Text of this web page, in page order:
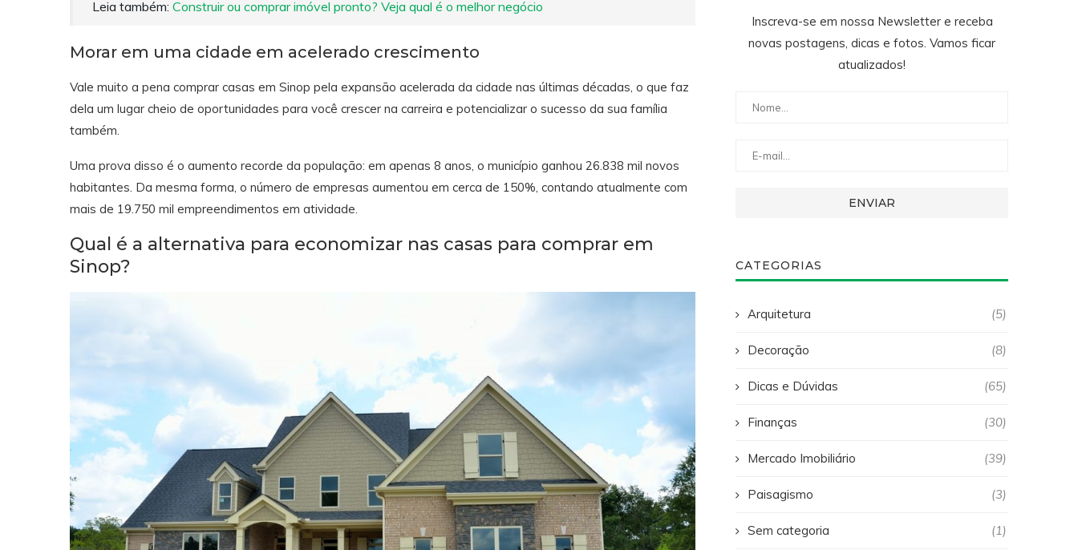
Leia também: Construir ou comprar imóvel pronto? Veja qual é o melhor negócio
Morar em uma cidade em acelerado crescimento
Vale muito a pena comprar casas em Sinop pela expansão acelerada da cidade nas últimas décadas, o que faz
dela um lugar cheio de oportunidades para você crescer na carreira e potencializar o sucesso da sua família
também.
Uma prova disso é o aumento recorde da população: em apenas 8 anos, o município ganhou 26.838 mil novos
habitantes. Da mesma forma, o número de empresas aumentou em cerca de 150%, contando atualmente com
mais de 19.750 mil empreendimentos em atividade.
Qual é a alternativa para economizar nas casas para comprar em
Sinop?
Inscreva-se em nossa Newsletter e receba
novas postagens, dicas e fotos. Vamos ficar
atualizados!
CATEGORIAS
Arquitetura (5)
Decoração (8)
Dicas e Dúvidas (65)
Finanças (30)
Mercado Imobiliário (39)
Paisagismo (3)
Sem categoria (1)